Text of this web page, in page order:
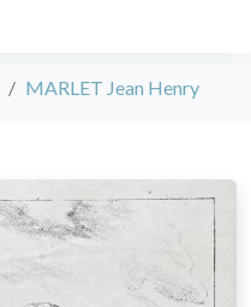
MARLET Jean Henry